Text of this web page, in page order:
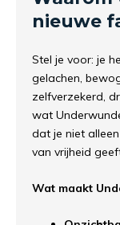
nieuwe
Stel je voor: je
gelachen,
zelfverzekerd,
wat
dat je niet
van vrijheid
Wat maakt